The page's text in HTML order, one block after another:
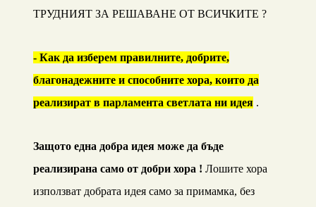
ТРУДНИЯТ ЗА РЕШАВАНЕ ОТ ВСИЧКИТЕ ?
- Как да изберем правилните, добрите,
благонадежните и способните хора, които да
реализират в парламента светлата ни идея .
Защото една добра идея може да бъде
реализирана само от добри хора ! Лошите хора
използват добрата идея само за примамка, без